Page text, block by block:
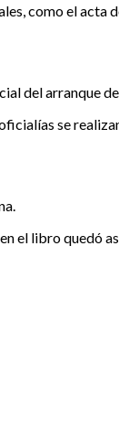
como el acta
del arranque
se
el libro quedó